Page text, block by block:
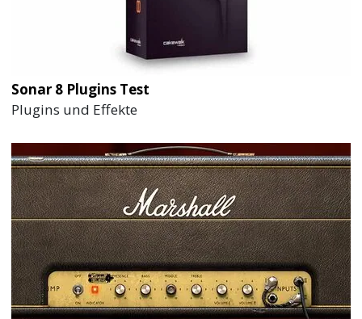
Sonar 8 Plugins Test
Plugins und Effekte